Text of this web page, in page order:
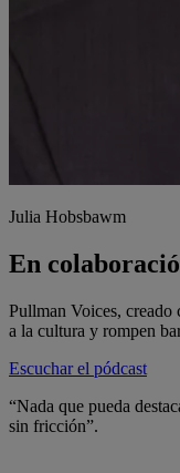
Julia Hobsbawm
En
Pullman Voices, creado
a la cultura y rompen
Escuchar el pódcast
“Nada que pueda
sin fricción”.